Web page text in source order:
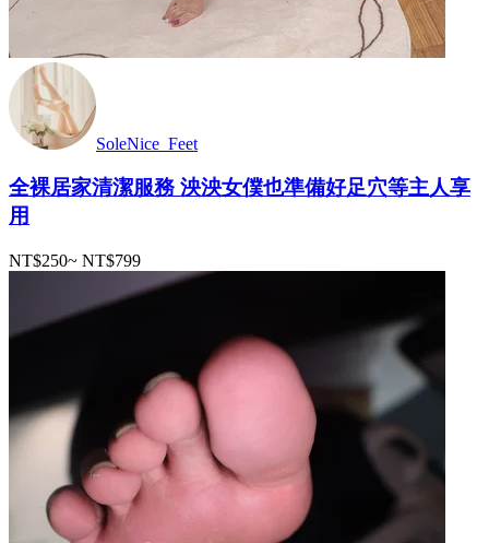
SoleNice_Feet
全裸居家清潔服務 泱泱女僕也準備好足穴等主人享
用
NT$250~ NT$799